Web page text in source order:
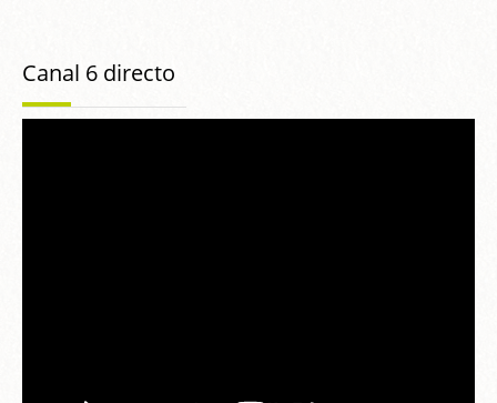
Programas emitidos
Canal 6 directo